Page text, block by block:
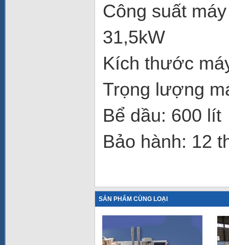
Công suất
31,5kW
Kích thước
Trọng lượng
Bể dầu: 600 lít
Bảo hành: 12
SẢN PHẨM CÙNG LOẠI